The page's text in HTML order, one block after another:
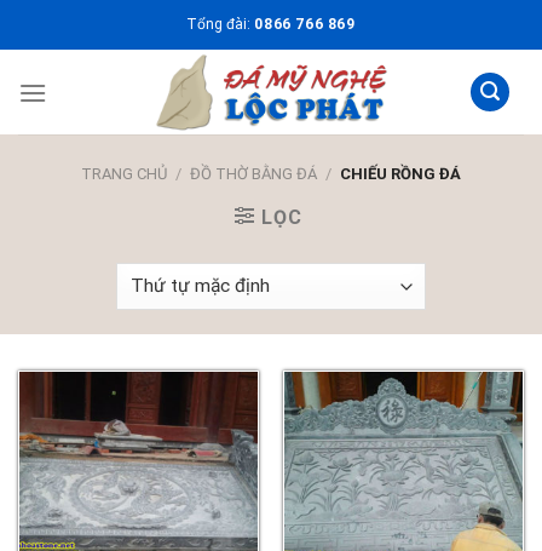
to
Tổng đài: 0866 766 869
TRANG CHỦ / ĐỒ THỜ BẰNG ĐÁ / CHIẾU RỒNG ĐÁ
LỌC